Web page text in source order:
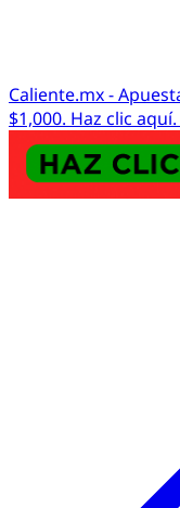
Caliente.mx -
$1,000. Haz clic